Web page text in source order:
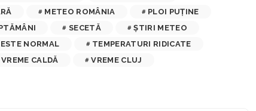
METEO ROMÂNIA
PLOI PUȚINE
SECETĂ
ȘTIRI METEO
NORMAL
TEMPERATURI RIDICATE
VREME CALDĂ
VREME CLUJ